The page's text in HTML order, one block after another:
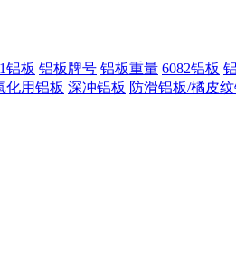
铝板 铝板牌号 铝板重量 6082铝板
化用铝板 深冲铝板 防滑铝板/橘皮